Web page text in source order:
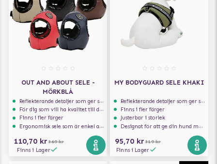
OUT AND ABOUT SELE -
MÖRKBLÅ
Reflekterande detaljer som ger synlighet i svagt ljus
För dig som vill ha kvalitet till din hund!
Finns i fler färger
Ergonomisk sele som är enkel att ta på och av
110,70 kr 369 kr
Finns i Lager
MY BODYGUARD SELE KHAKI
Reflekterande detaljer som ger synlighet i svagt ljus
Finns i fler färger
Justerbar i storlek
Designat för att ge din hund maximal komfort
95,70 kr 319 kr
Finns i Lager